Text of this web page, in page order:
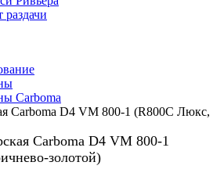
Carboma
Carboma D4 VM 800-1 (R800C Люкс,
Carboma D4 VM 800-1
золотой)